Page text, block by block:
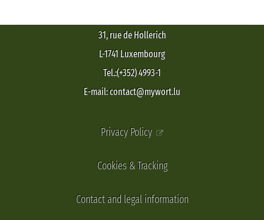
31, rue de Hollerich
L-1741 Luxembourg
Tel.:(+352) 4993-1
E-mail: contact@mywort.lu
Privacy Policy
Cookies & Tracking
Contact and legal information